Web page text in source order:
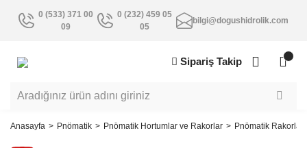
0 (533) 371 00
09
0 (232) 459 05
05
bilgi@dogushidrolik.com
Sipariş Takip
Anasayfa Pnömatik Pnömatik Hortumlar ve Rakorlar Pnömatik Rakorlar